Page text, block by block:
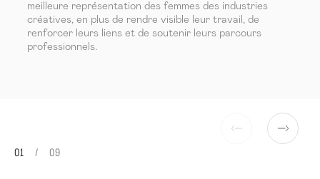
meilleure représentation des femmes des industries
créatives, en plus de rendre visible leur travail, de
renforcer leurs liens et de soutenir leurs parcours
professionnels.
01 09